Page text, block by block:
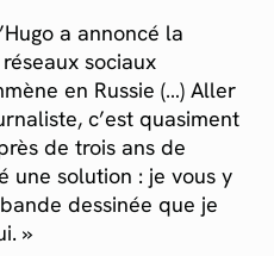
a annoncé la
sociaux
en Russie (…) Aller
c’est quasiment
de trois ans de
une solution : je vous y
dessinée que je
»